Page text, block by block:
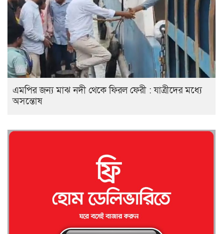
এমপির জন্য মাঝ নদী থেকে ফিরল ফেরী : যাত্রীদের মধ্যে
অসন্তোষ